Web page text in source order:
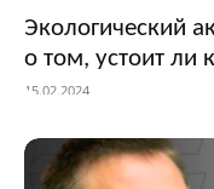
Экологический
о том, устоит ли
15.02.2024